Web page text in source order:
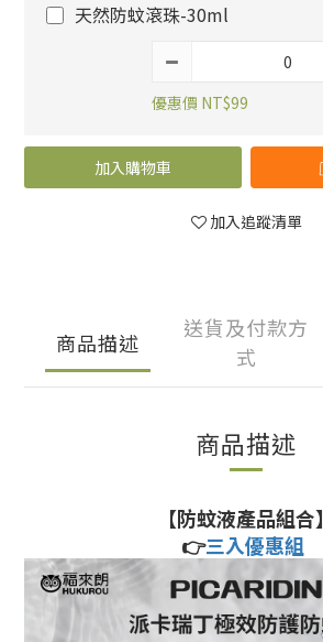
天然防蚊滾珠-30ml
優惠價 NT$99
加入購物車
加入追蹤清單
商品描述
送貨及付款方
式
商品描述
【防蚊液產品組合】
👉三入優惠組